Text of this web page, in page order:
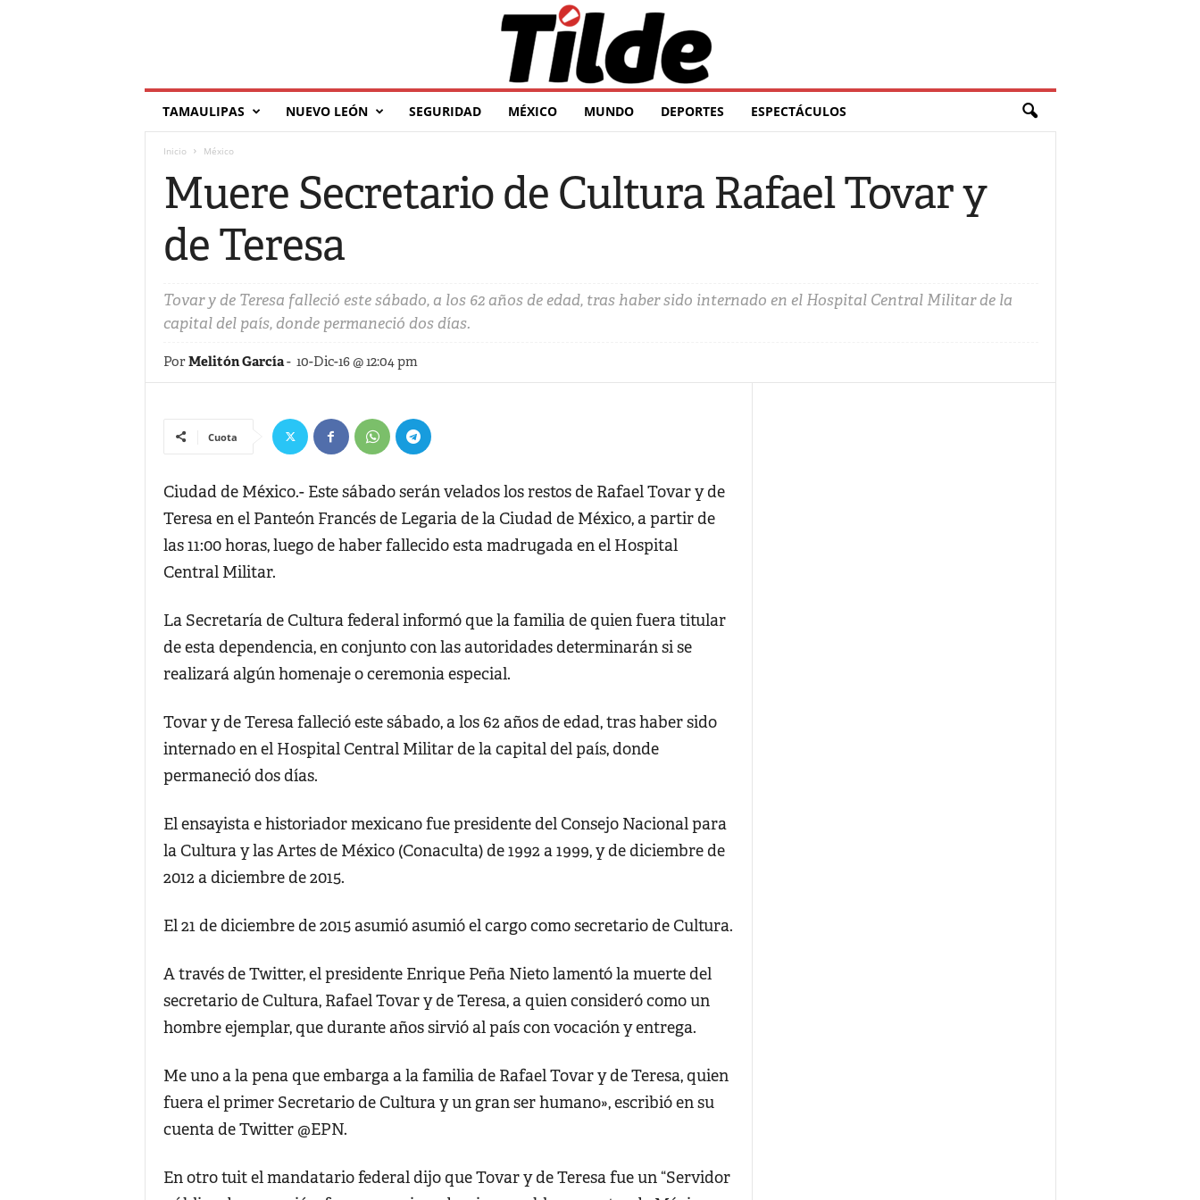
T
l
TAMAULIPAS NUEVO LEÓN SEGURIDAD MÉXICO MUNDO DEPORTES ESPECTÁCULOS
Inicio México
Muere Secretario de Cultura Rafael Tovar y
de Teresa
Tovar y de Teresa falleció este sábado, a los 62 años de edad, tras haber sido internado en el Hospital Central Militar de la
capital del país, donde permaneció dos días.
PorMelitón García- 10-Dic-16 @ 12:04 pm
Cuota
Ciudad de México.- Este sábado serán velados los restos de Rafael Tovar y de
Teresa en el Panteón Francés de Legaria de la Ciudad de México, a partir de
las 11:00 horas, luego de haber fallecido esta madrugada en el Hospital
Central Militar.
La Secretaría de Cultura federal informó que la familia de quien fuera titular
de esta dependencia, en conjunto con las autoridades determinarán si se
realizará algún homenaje o ceremonia especial.
Tovar y de Teresa falleció este sábado, a los 62 años de edad, tras haber sido
internado en el Hospital Central Militar de la capital del país, donde
permaneció dos días.
El ensayista e historiador mexicano fue presidente del Consejo Nacional para
la Cultura y las Artes de México (Conaculta) de 1992 a 1999, y de diciembre de
2012 a diciembre de 2015.
El 21 de diciembre de 2015 asumió asumió el cargo como secretario de Cultura.
A través de Twitter, el presidente Enrique Peña Nieto lamentó la muerte del
secretario de Cultura, Rafael Tovar y de Teresa, a quien consideró como un
hombre ejemplar, que durante años sirvió al país con vocación y entrega.
Me uno a la pena que embarga a la familia de Rafael Tovar y de Teresa, quien
fuera el primer Secretario de Cultura y un gran ser humano», escribió en su
cuenta de Twitter @EPN.
En otro tuit el mandatario federal dijo que Tovar y de Teresa fue un “Servidor